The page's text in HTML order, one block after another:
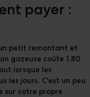
payer :
petit remontant et
gazeuse coûte 1,80
lorsque les
les jours. C'est un peu
sur votre propre